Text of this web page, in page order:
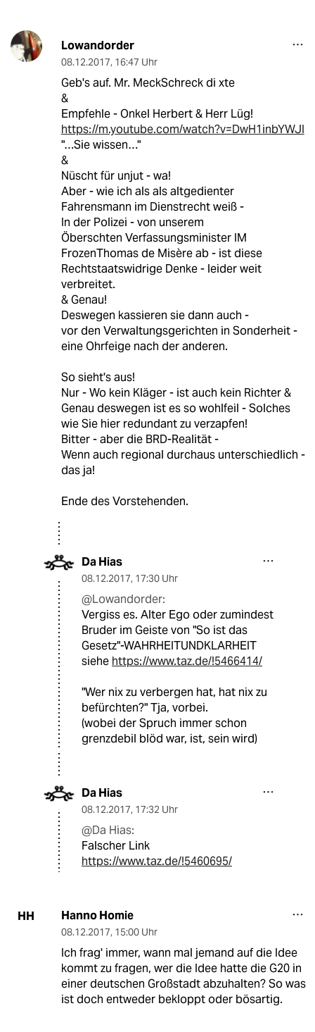
Lowandorder
08.12.2017, 16:47 Uhr
Geb's auf. Mr. MeckSchreck di xte
&
Empfehle - Onkel Herbert & Herr Lüg!
https://m.youtube.com/watch?v=DwH1inbYWJI
"…Sie wissen…"
&
Nüscht für unjut - wa!
Aber - wie ich als als altgedienter
Fahrensmann im Dienstrecht weiß -
In der Polizei - von unserem
Öberschten Verfassungsminister IM
FrozenThomas de Misère ab - ist diese
Rechtstaatswidrige Denke - leider weit
verbreitet.
& Genau!
Deswegen kassieren sie dann auch -
vor den Verwaltungsgerichten in Sonderheit -
eine Ohrfeige nach der anderen.
So sieht's aus!
Nur - Wo kein Kläger - ist auch kein Richter &
Genau deswegen ist es so wohlfeil - Solches
wie Sie hier redundant zu verzapfen!
Bitter - aber die BRD-Realität -
Wenn auch regional durchaus unterschiedlich -
das ja!
Ende des Vorstehenden.
Da Hias
08.12.2017, 17:30 Uhr
@Lowandorder:
Vergiss es. Alter Ego oder zumindest
Bruder im Geiste von "So ist das
Gesetz"-WAHRHEITUNDKLARHEIT
siehe https://www.taz.de/!5466414/
"Wer nix zu verbergen hat, hat nix zu
befürchten?" Tja, vorbei.
(wobei der Spruch immer schon
grenzdebil blöd war, ist, sein wird)
Da Hias
08.12.2017, 17:32 Uhr
@Da Hias:
Falscher Link
https://www.taz.de/!5460695/
HH Hanno Homie
08.12.2017, 15:00 Uhr
Ich frag' immer, wann mal jemand auf die Idee
kommt zu fragen, wer die Idee hatte die G20 in
einer deutschen Großstadt abzuhalten? So was
ist doch entweder bekloppt oder bösartig.